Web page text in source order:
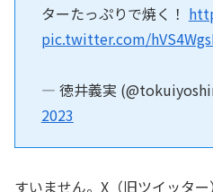
ターたっぷりで焼く！
pic.twitter.com/
— 徳井義実
2023
すいません。X（旧ツイッタ